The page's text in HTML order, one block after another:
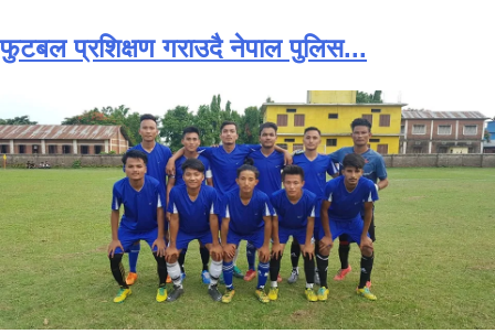
फुटबल प्रशिक्षण गराउदै नेपाल पुलिस...